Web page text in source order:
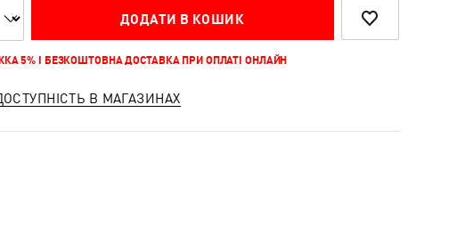
ДОДАТИ В КОШИК
5% І БЕЗКОШТОВНА ДОСТАВКА ПРИ ОПЛАТІ ОНЛАЙН
В МАГАЗИНАХ